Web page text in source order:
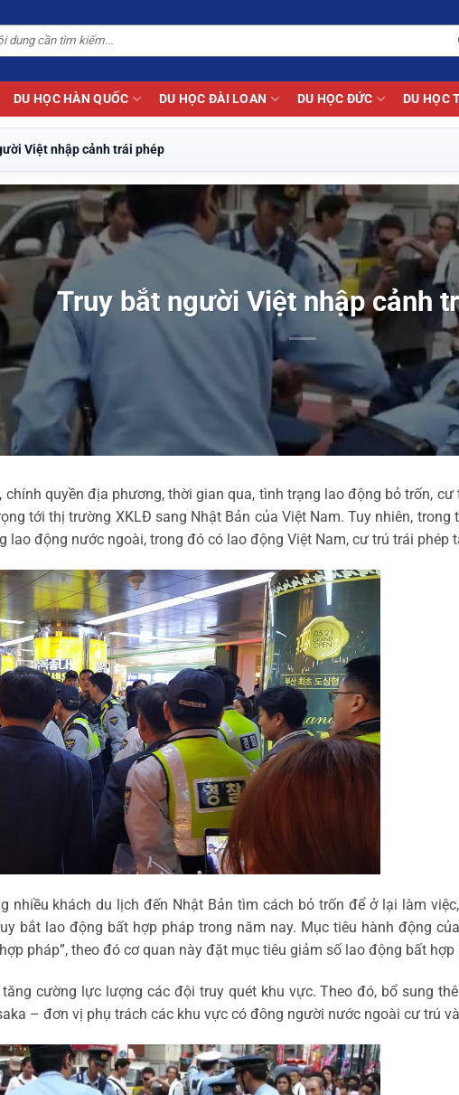
DU HỌC HÀN QUỐC DU HỌC ĐÀI LOAN DU HỌC ĐỨC DU HỌC
Việt nhập cảnh trái phép
Truy bắt người Việt nhập cảnh
chính quyền địa phương, thời gian qua, tình trạng lao động bỏ trốn,
tới thị trường XKLĐ sang Nhật Bản của Việt Nam. Tuy nhiên,
lao động nước ngoài, trong đó có lao động Việt Nam, cư trú trái phép
nhiều khách du lịch đến Nhật Bản tìm cách bỏ trốn để ở lại làm
bắt lao động bất hợp pháp trong năm nay. Mục tiêu hành động
pháp”, theo đó cơ quan này đặt mục tiêu giảm số lao động bất
cường lực lượng các đội truy quét khu vực. Theo đó, bổ sung
– đơn vị phụ trách các khu vực có đông người nước ngoài cư trú